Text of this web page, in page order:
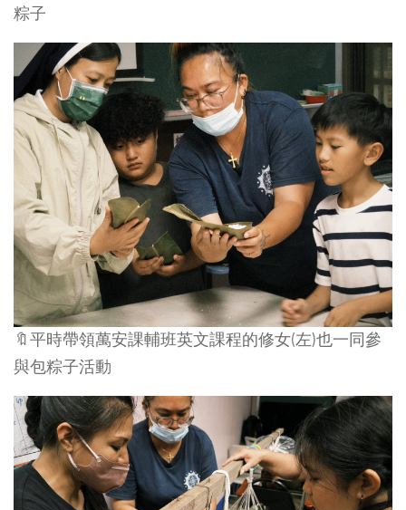
粽子
🔖平時帶領萬安課輔班英文課程的修女(左)也一同參
與包粽子活動